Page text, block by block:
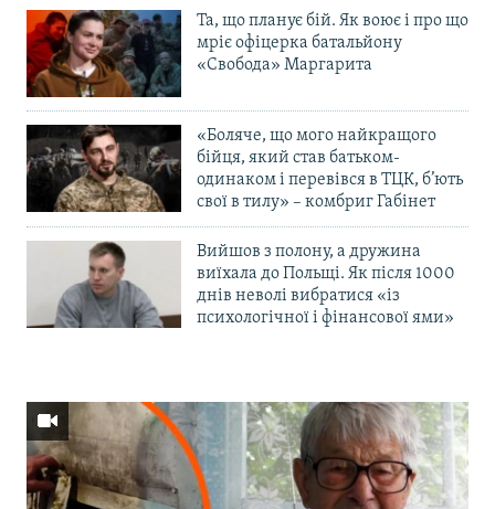
Та, що планує бій. Як воює і про що
мріє офіцерка батальйону
«Свобода» Маргарита
«Боляче, що мого найкращого
бійця, який став батьком-
одинаком і перевівся в ТЦК, б’ють
свої в тилу» – комбриг Габінет
Вийшов з полону, а дружина
виїхала до Польщі. Як після 1000
днів неволі вибратися «із
психологічної і фінансової ями»